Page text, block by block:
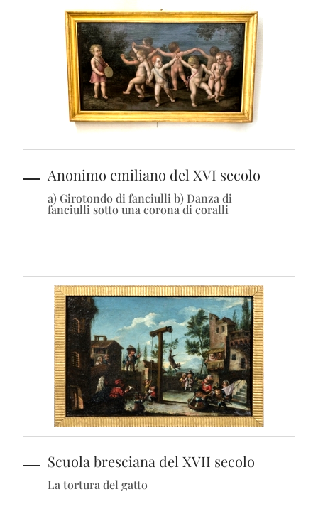
Anonimo emiliano del XVI secolo
a) Girotondo di fanciulli b) Danza di
fanciulli sotto una corona di coralli
Scuola bresciana del XVII secolo
La tortura del gatto